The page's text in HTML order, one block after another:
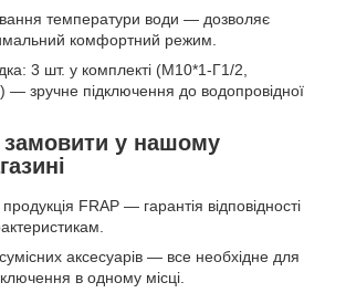
температури води — дозволяє
комфортний режим.
3 шт. у комплекті (M10*1-Г1/2,
зручне підключення до водопровідної
у нашому
FRAP — гарантія відповідності
аксесуарів — все необхідне для
в одному місці.